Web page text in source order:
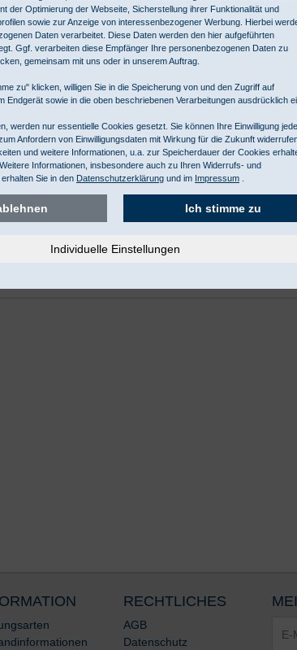
Gr. L
Netto
RECHTLICHES
AGB
Datenschutz
Mail-
der Optimierung der Webseite, Sicherstellung ihrer Funktionalität und
sowie zur Anzeige von interessenbezogener Werbung. Hierbei
Daten verarbeitet. Diese Daten werden den hier aufgeführten
Ggf. verarbeiten diese Empfänger Ihre personenbezogenen Daten zu
gemeinsam mit uns oder in unserem Auftrag.
zu" klicken, willigen Sie in die Speicherung von und den Zugriff auf
Endgerät sowie in die oben beschriebenen Verarbeitungen ausdrücklich
werden nur essentielle Cookies gesetzt. Sie können Ihre Einwilligung
Anfordern von Einwilligungsdaten mit Wirkung für die Zukunft
und weitere Informationen, u.a. zur Speicherdauer der Cookies
Informationen, insbesondere auch zu Ihren Widerrufs- und
Sie in den Datenschutzerklärung und im Impressum
Ich stimme zu